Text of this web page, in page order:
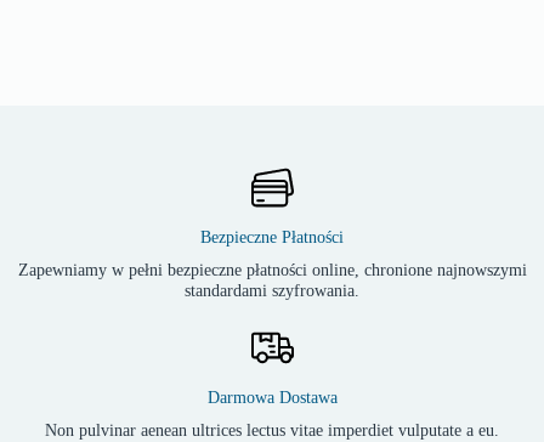
Bezpieczne Płatności
Zapewniamy w pełni bezpieczne płatności online, chronione najnowszymi
standardami szyfrowania.
Darmowa Dostawa
Non pulvinar aenean ultrices lectus vitae imperdiet vulputate a eu.